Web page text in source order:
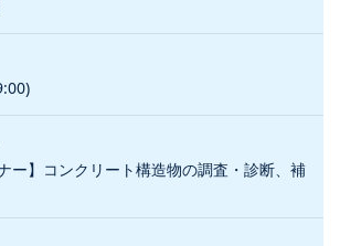
ー】コンクリート構造物の調査・診断、補